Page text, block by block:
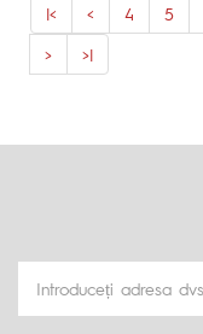
|< < 4 5
>
>|